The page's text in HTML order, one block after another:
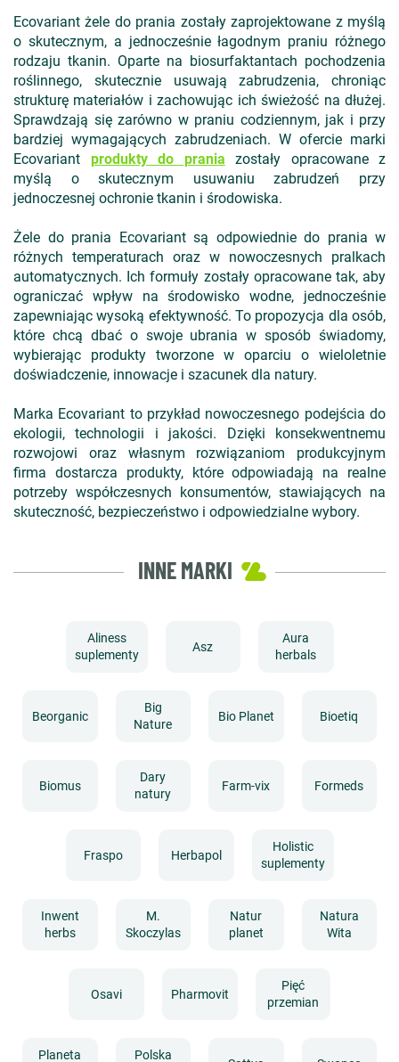
Ecovariant żele do prania zostały zaprojektowane z myślą
o skutecznym, a jednocześnie łagodnym praniu różnego
rodzaju tkanin. Oparte na biosurfaktantach pochodzenia
roślinnego, skutecznie usuwają zabrudzenia, chroniąc
strukturę materiałów i zachowując ich świeżość na dłużej.
Sprawdzają się zarówno w praniu codziennym, jak i przy
bardziej wymagających zabrudzeniach. W ofercie marki
Ecovariant produkty do prania zostały opracowane z
myślą o skutecznym usuwaniu zabrudzeń przy
jednoczesnej ochronie tkanin i środowiska.
Żele do prania Ecovariant są odpowiednie do prania w
różnych temperaturach oraz w nowoczesnych pralkach
automatycznych. Ich formuły zostały opracowane tak, aby
ograniczać wpływ na środowisko wodne, jednocześnie
zapewniając wysoką efektywność. To propozycja dla osób,
które chcą dbać o swoje ubrania w sposób świadomy,
wybierając produkty tworzone w oparciu o wieloletnie
doświadczenie, innowacje i szacunek dla natury.
Marka Ecovariant to przykład nowoczesnego podejścia do
ekologii, technologii i jakości. Dzięki konsekwentnemu
rozwojowi oraz własnym rozwiązaniom produkcyjnym
firma dostarcza produkty, które odpowiadają na realne
potrzeby współczesnych konsumentów, stawiających na
skuteczność, bezpieczeństwo i odpowiedzialne wybory.
INNE MARKI
Aliness
suplementy
Asz
Aura
herbals
Beorganic
Big
Nature
Bio Planet Bioetiq
Biomus
Dary
natury
Farm-vix Formeds
Fraspo Herbapol
Holistic
suplementy
Inwent
herbs
M.
Skoczylas
Natur
planet
Natura
Wita
Osavi Pharmovit
Pięć
przemian
Planeta
Polska